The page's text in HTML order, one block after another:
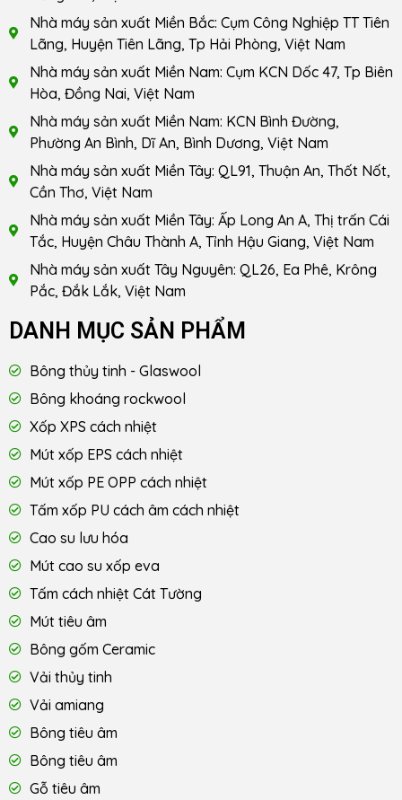
Nhà máy sản xuất Miền Bắc: Cụm Công Nghiệp TT Tiên
Lãng, Huyện Tiên Lãng, Tp Hải Phòng, Việt Nam
Nhà máy sản xuất Miền Nam: Cụm KCN Dốc 47, Tp Biên
Hòa, Đồng Nai, Việt Nam
Nhà máy sản xuất Miền Nam: KCN Bình Đường,
Phường An Bình, Dĩ An, Bình Dương, Việt Nam
Nhà máy sản xuất Miền Tây: QL91, Thuận An, Thốt Nốt,
Cần Thơ, Việt Nam
Nhà máy sản xuất Miền Tây: Ấp Long An A, Thị trấn Cái
Tắc, Huyện Châu Thành A, Tỉnh Hậu Giang, Việt Nam
Nhà máy sản xuất Tây Nguyên: QL26, Ea Phê, Krông
Pắc, Đắk Lắk, Việt Nam
DANH MỤC SẢN PHẨM
Bông thủy tinh - Glaswool
Bông khoáng rockwool
Xốp XPS cách nhiệt
Mút xốp EPS cách nhiệt
Mút xốp PE OPP cách nhiệt
Tấm xốp PU cách âm cách nhiệt
Cao su lưu hóa
Mút cao su xốp eva
Tấm cách nhiệt Cát Tường
Mút tiêu âm
Bông gốm Ceramic
Vải thủy tinh
Vải amiang
Bông tiêu âm
Bông tiêu âm
Gỗ tiêu âm